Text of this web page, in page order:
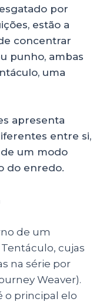
por
estão a
concentrar
punho, ambas
uma
apresenta
entre si,
um modo
do enredo.
de um
cujas
na série por
Weaver).
o principal elo